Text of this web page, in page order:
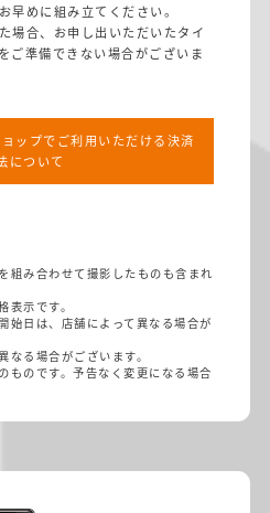
めに組み立てください。
場合、お申し出いただいたタイ
ご準備できない場合がございま
ップでご利用いただける決済
について
組み合わせて撮影したものも含まれ
示です。
始日は、店舗によって異なる場合が
る場合がございます。
ものです。予告なく変更になる場合